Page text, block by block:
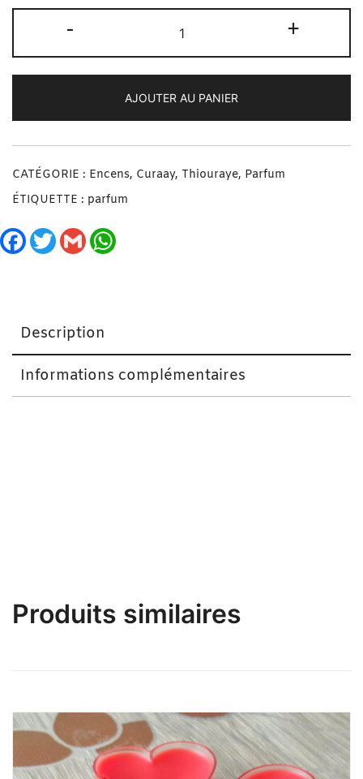
- +
AJOUTER AU PANIER
CATÉGORIE : Encens, Curaay, Thiouraye, Parfum
ÉTIQUETTE : parfum
Facebook
TwitterGmail
Description
Informations complémentaires
Produits similaires